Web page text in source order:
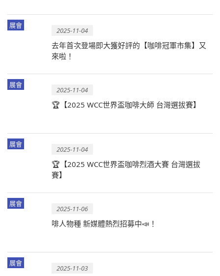
展會
2025-11-04
去年首次登場即大獲好評的【咖啡冠軍市集】又
來啦！
展會
2025-11-04
🏆【2025 WCC世界盃咖啡大師 台灣選拔賽】
展會
2025-11-04
🏆【2025 WCC世界盃咖啡烈酒大賽 台灣選拔
賽】
展會
2025-11-06
啡人物種 新媒體熱烈招募中📣！
展會
2025-11-03